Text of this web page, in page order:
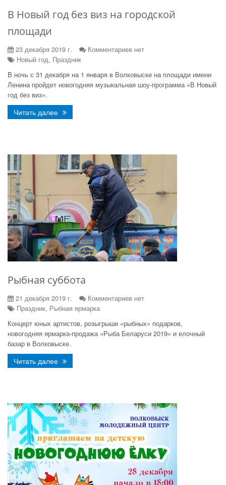
В Новый год без виз на городской
площади
23 декабря 2019 г.
Комментариев нет
Новый год, Праздник
В ночь с 31 декабря на 1 января в Волковыске на площади имени
Ленина пройдет новогодняя музыкальная шоу-программа «В Новый
год без виз».
Читать далее
Рыбная суббота
21 декабря 2019 г.
Комментариев нет
Праздник, Рыбная ярмарка
Концерт юных артистов, розыгрыши «рыбных» подарков,
новогодняя ярмарка-продажа «Рыба Беларуси 2019» и елочный
базар в Волковыске.
Читать далее